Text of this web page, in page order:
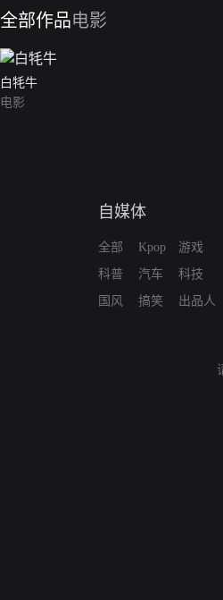
全部作品电影
白牦牛
电影
自媒体
全部
科普
国风
Kpop
汽车
搞笑
游戏
科技
出品人